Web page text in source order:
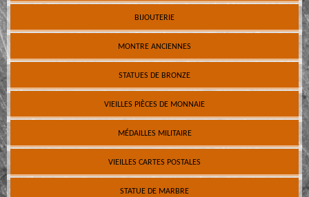
BIJOUTERIE
MONTRE ANCIENNES
STATUES DE BRONZE
VIEILLES PIÈCES DE MONNAIE
MÉDAILLES MILITAIRE
VIEILLES CARTES POSTALES
STATUE DE MARBRE